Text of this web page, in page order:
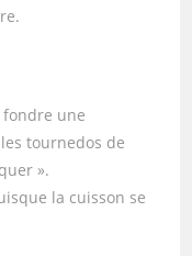
une
tournedos de
».
la cuisson se